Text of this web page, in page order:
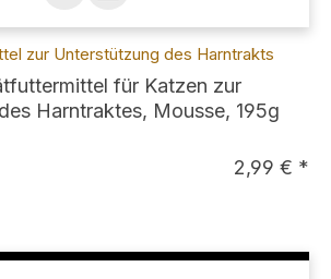
zur Unterstützung des Harntrakts
für Katzen zur
Harntraktes, Mousse, 195g
2,99 € *